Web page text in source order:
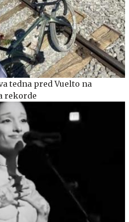
tedna pred Vuelto na
rekorde